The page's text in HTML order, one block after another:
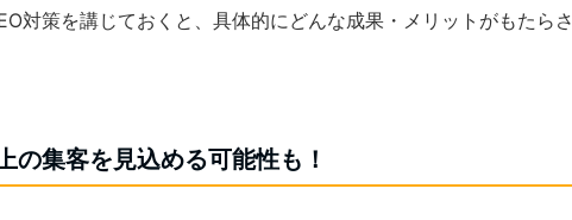
対策を講じておくと、具体的にどんな成果・メリットがもたらさ
の集客を見込める可能性も！